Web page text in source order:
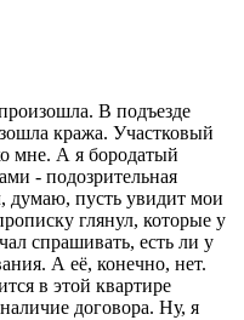
В подъезде
кража. Участковый
мне. А я бородатый
- подозрительная
думаю, пусть увидит мои
глянул, которые у
спрашивать, есть ли у
А её, конечно, нет.
в этой квартире
договора. Ну, я